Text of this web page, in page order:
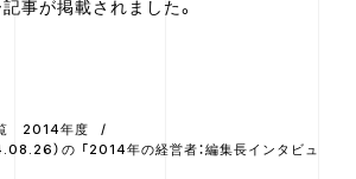
事が掲載されました。
2014年度
）の 「2014年の経営者：編集長インタビュ